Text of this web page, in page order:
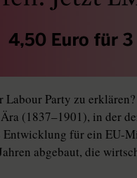
Party zu
(1837–1901), in der
für ein EU-
abgebaut, die